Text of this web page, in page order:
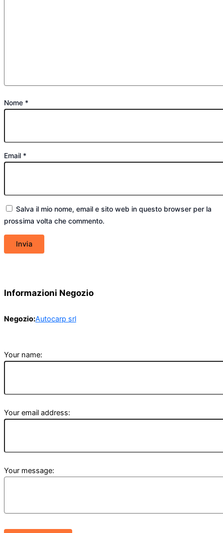
Nome *
Email *
Salva il mio nome, email e sito web in questo browser per la
prossima volta che commento.
Informazioni Negozio
Negozio:Autocarp srl
Your name:
Your email address:
Your message: